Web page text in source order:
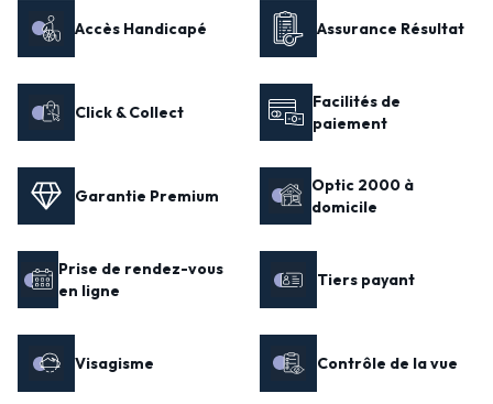
Accès Handicapé Assurance Résultat
Click & Collect
Facilités de
paiement
Garantie Premium
Optic 2000 à
domicile
Prise de rendez-vous
en ligne
Tiers payant
Visagisme Contrôle de la vue